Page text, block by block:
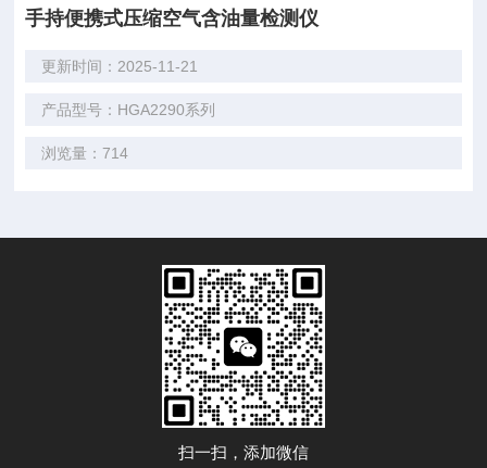
手持便携式压缩空气含油量检测仪
更新时间：2025-11-21
产品型号：HGA2290系列
浏览量：714
扫一扫，添加微信